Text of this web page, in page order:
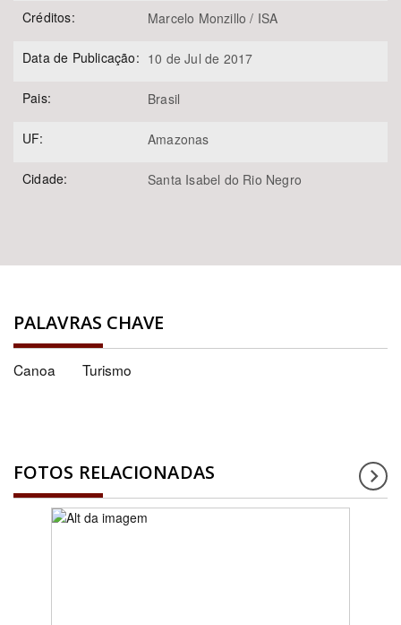
Créditos: Marcelo Monzillo / ISA
Data de Publicação: 10 de Jul de 2017
Pais: Brasil
UF: Amazonas
Cidade: Santa Isabel do Rio Negro
PALAVRAS CHAVE
Canoa Turismo
FOTOS RELACIONADAS